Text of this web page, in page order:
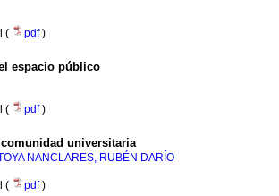
( pdf)
espacio público
( pdf)
universitaria
NANCLARES, RUBÉN DARÍO
( pdf)